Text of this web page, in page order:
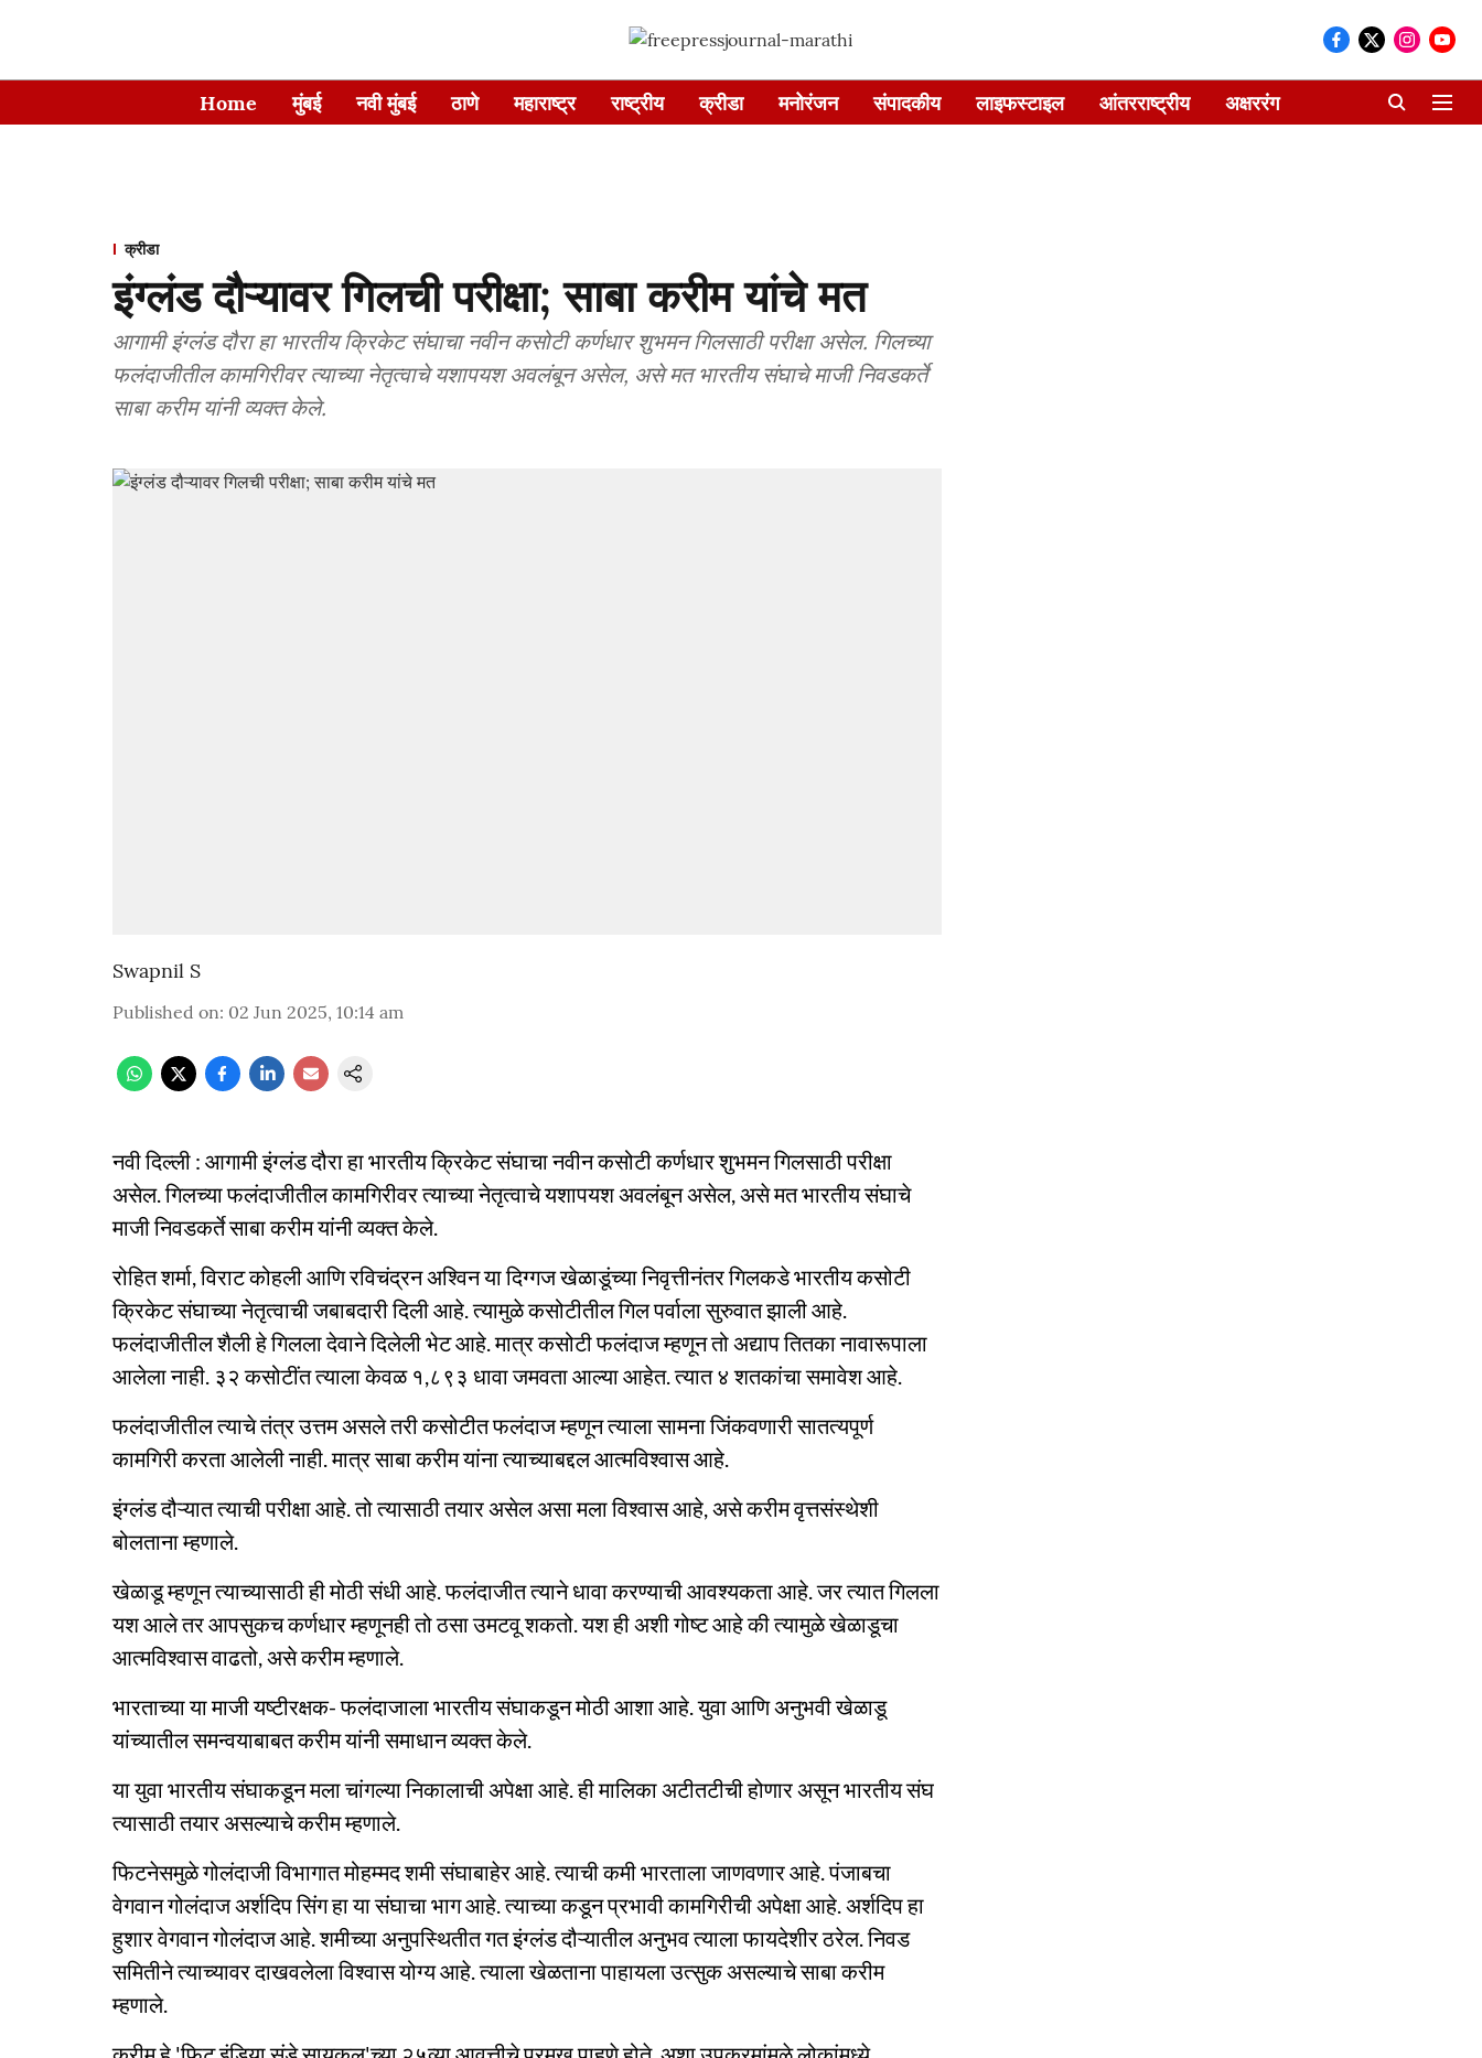
Home मुंबई नवी मुंबई ठाणे महाराष्ट्र राष्ट्रीय क्रीडा मनोरंजन संपादकीय लाइफस्टाइल आंतरराष्ट्रीय अक्षररंग
क्रीडा
इंग्लंड दौऱ्यावर गिलची परीक्षा; साबा करीम यांचे मत
आगामी इंग्लंड दौरा हा भारतीय क्रिकेट संघाचा नवीन कसोटी कर्णधार शुभमन गिलसाठी परीक्षा असेल. गिलच्या
फलंदाजीतील कामगिरीवर त्याच्या नेतृत्वाचे यशापयश अवलंबून असेल, असे मत भारतीय संघाचे माजी निवडकर्ते
साबा करीम यांनी व्यक्त केले.
Swapnil S
Published on: 02 Jun 2025, 10:14 am
नवी दिल्ली : आगामी इंग्लंड दौरा हा भारतीय क्रिकेट संघाचा नवीन कसोटी कर्णधार शुभमन गिलसाठी परीक्षा
असेल. गिलच्या फलंदाजीतील कामगिरीवर त्याच्या नेतृत्वाचे यशापयश अवलंबून असेल, असे मत भारतीय संघाचे
माजी निवडकर्ते साबा करीम यांनी व्यक्त केले.
रोहित शर्मा, विराट कोहली आणि रविचंद्रन अश्विन या दिग्गज खेळाडूंच्या निवृत्तीनंतर गिलकडे भारतीय कसोटी
क्रिकेट संघाच्या नेतृत्वाची जबाबदारी दिली आहे. त्यामुळे कसोटीतील गिल पर्वाला सुरुवात झाली आहे.
फलंदाजीतील शैली हे गिलला देवाने दिलेली भेट आहे. मात्र कसोटी फलंदाज म्हणून तो अद्याप तितका नावारूपाला
आलेला नाही. ३२ कसोटींत त्याला केवळ १,८९३ धावा जमवता आल्या आहेत. त्यात ४ शतकांचा समावेश आहे.
फलंदाजीतील त्याचे तंत्र उत्तम असले तरी कसोटीत फलंदाज म्हणून त्याला सामना जिंकवणारी सातत्यपूर्ण
कामगिरी करता आलेली नाही. मात्र साबा करीम यांना त्याच्याबद्दल आत्मविश्वास आहे.
इंग्लंड दौऱ्यात त्याची परीक्षा आहे. तो त्यासाठी तयार असेल असा मला विश्वास आहे, असे करीम वृत्तसंस्थेशी
बोलताना म्हणाले.
खेळाडू म्हणून त्याच्यासाठी ही मोठी संधी आहे. फलंदाजीत त्याने धावा करण्याची आवश्यकता आहे. जर त्यात गिलला
यश आले तर आपसुकच कर्णधार म्हणूनही तो ठसा उमटवू शकतो. यश ही अशी गोष्ट आहे की त्यामुळे खेळाडूचा
आत्मविश्वास वाढतो, असे करीम म्हणाले.
भारताच्या या माजी यष्टीरक्षक- फलंदाजाला भारतीय संघाकडून मोठी आशा आहे. युवा आणि अनुभवी खेळाडू
यांच्यातील समन्वयाबाबत करीम यांनी समाधान व्यक्त केले.
या युवा भारतीय संघाकडून मला चांगल्या निकालाची अपेक्षा आहे. ही मालिका अटीतटीची होणार असून भारतीय संघ
त्यासाठी तयार असल्याचे करीम म्हणाले.
फिटनेसमुळे गोलंदाजी विभागात मोहम्मद शमी संघाबाहेर आहे. त्याची कमी भारताला जाणवणार आहे. पंजाबचा
वेगवान गोलंदाज अर्शदिप सिंग हा या संघाचा भाग आहे. त्याच्या कडून प्रभावी कामगिरीची अपेक्षा आहे. अर्शदिप हा
हुशार वेगवान गोलंदाज आहे. शमीच्या अनुपस्थितीत गत इंग्लंड दौऱ्यातील अनुभव त्याला फायदेशीर ठरेल. निवड
समितीने त्याच्यावर दाखवलेला विश्वास योग्य आहे. त्याला खेळताना पाहायला उत्सुक असल्याचे साबा करीम
म्हणाले.